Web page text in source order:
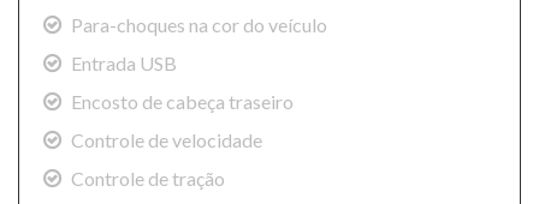
Para-choques na cor do veículo
Entrada USB
Encosto de cabeça traseiro
Controle de velocidade
Controle de tração